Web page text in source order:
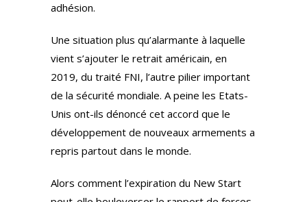
adhésion.
Une situation plus qu’alarmante à laquelle
vient s’ajouter le retrait américain, en
2019, du traité FNI, l’autre pilier important
de la sécurité mondiale. A peine les Etats-
Unis ont-ils dénoncé cet accord que le
développement de nouveaux armements a
repris partout dans le monde.
Alors comment l’expiration du New Start